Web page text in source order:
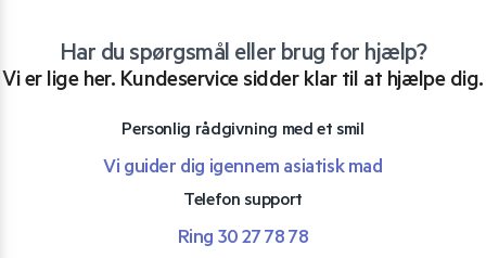
Har du spørgsmål eller brug for hjælp?
Vi er lige her. Kundeservice sidder klar til at hjælpe dig.
Personlig rådgivning med et smil
Vi guider dig igennem asiatisk mad
Telefon support
Ring 30 27 78 78